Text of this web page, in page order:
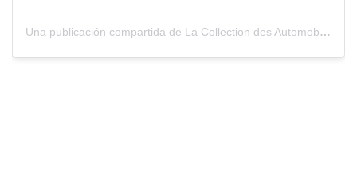
Una publicación compartida de La Collection des Automobiles de S.A.S. le Prince de Monaco (@collectionvoituresprincemonaco)